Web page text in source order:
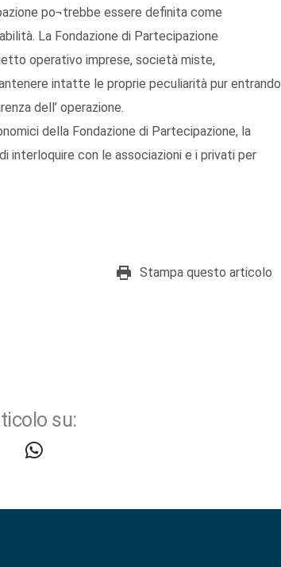
po¬trebbe essere definita come
La Fondazione di Partecipazione
operativo imprese, società miste,
intatte le proprie peculiarità pur entrando
dell’ operazione.
della Fondazione di Partecipazione, la
interloquire con le associazioni e i privati per
Stampa questo articolo
su: